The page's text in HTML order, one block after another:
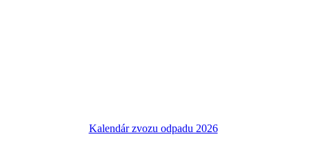
Kalendár zvozu odpadu 2026